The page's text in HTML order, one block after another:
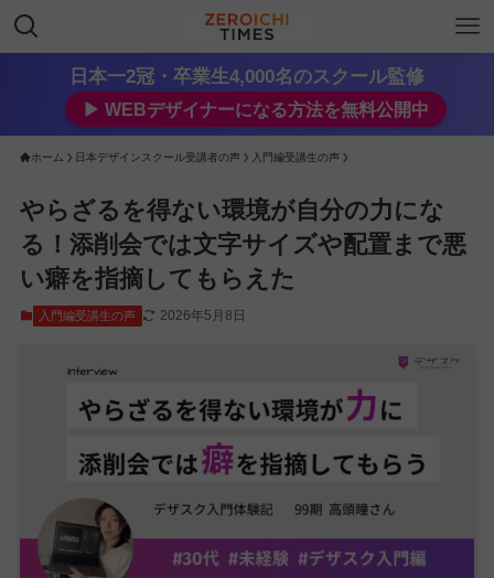
日本一2冠・卒業生4,000名のスクール監修
▶︎ WEBデザイナーになる方法を無料公開中
ホーム 日本デザインスクール受講者の声 入門編受講生の声
やらざるを得ない環境が自分の力にな
る！添削会では文字サイズや配置まで悪
い癖を指摘してもらえた
入門編受講生の声 2026年5月8日